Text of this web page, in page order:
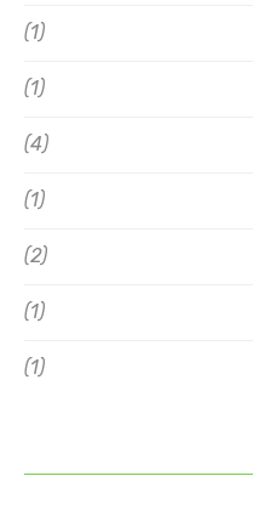
(1)
(1)
(4)
(1)
(2)
(1)
(1)